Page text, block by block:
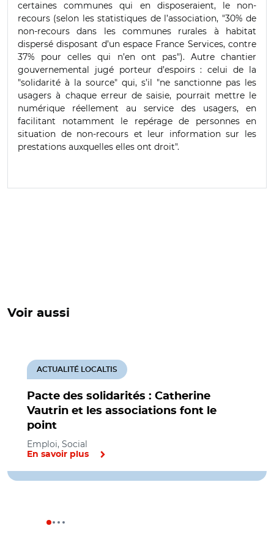
certaines communes qui en disposeraient, le non-
recours (selon les statistiques de l’association, "30% de
non-recours dans les communes rurales à habitat
dispersé disposant d’un espace France Services, contre
37% pour celles qui n’en ont pas"). Autre chantier
gouvernemental jugé porteur d’espoirs : celui de la
"solidarité à la source" qui, s’il "ne sanctionne pas les
usagers à chaque erreur de saisie, pourrait mettre le
numérique réellement au service des usagers, en
facilitant notamment le repérage de personnes en
situation de non-recours et leur information sur les
prestations auxquelles elles ont droit".
Voir aussi
Pacte des solidarités : Catherine
Vautrin et les associations font le
point
ACTUALITÉ LOCALTIS
Emploi, Social
En savoir plus